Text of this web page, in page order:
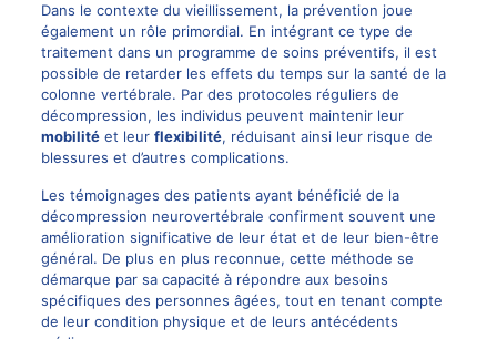
Dans le contexte du vieillissement, la prévention joue
également un rôle primordial. En intégrant ce type de
traitement dans un programme de soins préventifs, il est
possible de retarder les effets du temps sur la santé de la
colonne vertébrale. Par des protocoles réguliers de
décompression, les individus peuvent maintenir leur
mobilitéet leur flexibilité, réduisant ainsi leur risque de
blessures et d’autres complications.
Les témoignages des patients ayant bénéficié de la
décompression neurovertébrale confirment souvent une
amélioration significative de leur état et de leur bien-être
général. De plus en plus reconnue, cette méthode se
démarque par sa capacité à répondre aux besoins
spécifiques des personnes âgées, tout en tenant compte
de leur condition physique et de leurs antécédents